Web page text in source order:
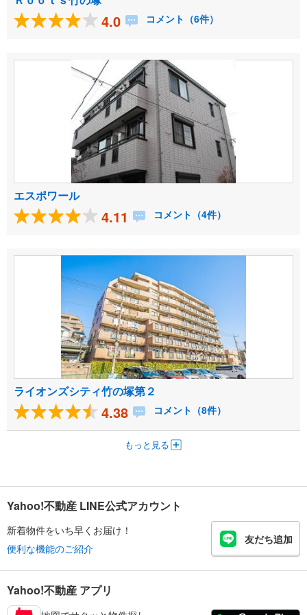
4.0 コメント（6件）
エスポワール
4.11 コメント（4件）
ライオンズシティ竹の塚第２
4.38 コメント（8件）
もっと見る
Yahoo!不動産 LINE公式アカウント
新着物件をいち早くお届け！
便利な機能のご紹介
友だち追加
Yahoo!不動産 アプリ